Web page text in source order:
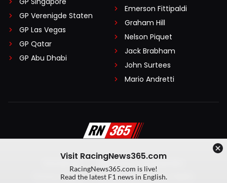
GP Verenigde Staten
GP Las Vegas
GP Qatar
GP Abu Dhabi
Emerson Fittipaldi
Graham Hill
Nelson Piquet
Jack Brabham
John Surtees
Mario Andretti
Algemene voorwaarden
Privacy Policy
Created by On Your Marks
Visit RacingNews365.com
RacingNews365.com is live!
Read the latest F1 news in English.